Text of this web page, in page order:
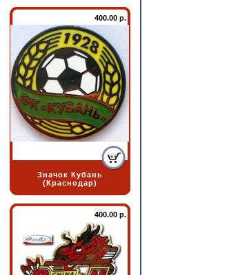
400.00 р.
Значок Кубань
(Краснодар)
400.00 р.